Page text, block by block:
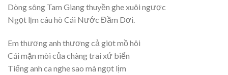
Dòng sông Tam Giang thuyền ghe xuôi ngược
Ngọt lịm câu hò Cái Nước Đầm Dơi.
Em thương anh thương cả giọt mồ hôi
Cái mặn mòi của chàng trai xứ biển
Tiếng anh ca nghe sao mà ngọt lịm